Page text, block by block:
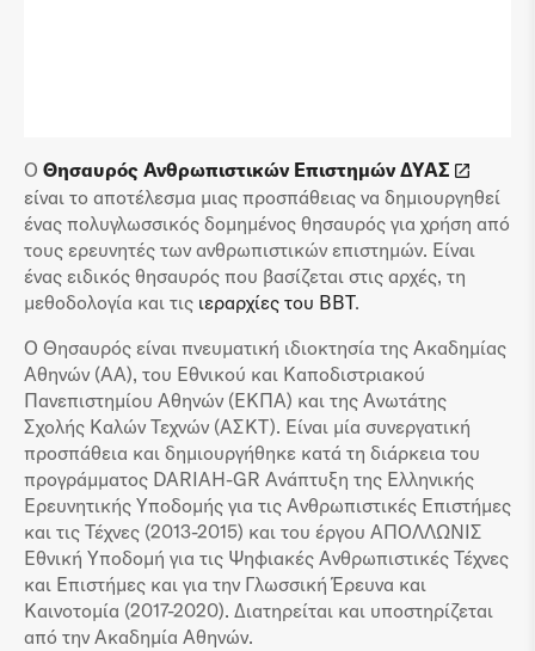
Ο Θησαυρός Ανθρωπιστικών Επιστημών ΔΥΑΣ
είναι το αποτέλεσμα μιας προσπάθειας να δημιουργηθεί
ένας πολυγλωσσικός δομημένος θησαυρός για χρήση από
τους ερευνητές των ανθρωπιστικών επιστημών. Είναι
ένας ειδικός θησαυρός που βασίζεται στις αρχές, τη
μεθοδολογία και τις ιεραρχίες του BBT.
Ο Θησαυρός είναι πνευματική ιδιοκτησία της Ακαδημίας
Αθηνών (ΑΑ), του Εθνικού και Καποδιστριακού
Πανεπιστημίου Αθηνών (ΕΚΠΑ) και της Ανωτάτης
Σχολής Καλών Τεχνών (ΑΣΚΤ). Είναι μία συνεργατική
προσπάθεια και δημιουργήθηκε κατά τη διάρκεια του
προγράμματος DARIAH-GR Ανάπτυξη της Ελληνικής
Ερευνητικής Υποδομής για τις Ανθρωπιστικές Επιστήμες
και τις Τέχνες (2013-2015) και του έργου ΑΠΟΛΛΩΝΙΣ
Εθνική Υποδομή για τις Ψηφιακές Ανθρωπιστικές Τέχνες
και Επιστήμες και για την Γλωσσική Έρευνα και
Καινοτομία (2017-2020). Διατηρείται και υποστηρίζεται
από την Ακαδημία Αθηνών.